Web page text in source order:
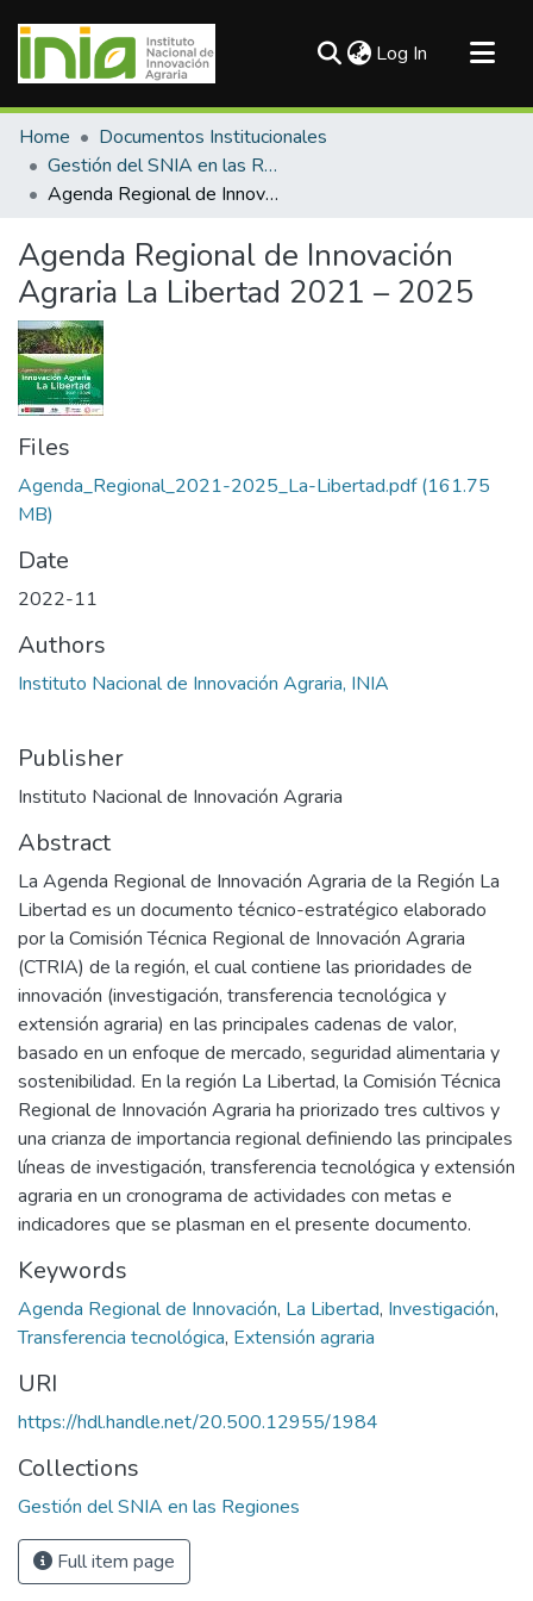
Log In (current)
Communities & Collections
All of DSpace
Statistics
Home
Documentos Institucionales
Gestión del SNIA en las Regiones
Agenda Regional de Innovación Agraria La Libertad 2021 – 2025
Agenda Regional de Innovación
Agraria La Libertad 2021 – 2025
Files
Agenda_Regional_2021-2025_La-Libertad.pdf(161.75
MB)
Date
2022-11
Authors
Instituto Nacional de Innovación Agraria, INIA
Publisher
Instituto Nacional de Innovación Agraria
Abstract
La Agenda Regional de Innovación Agraria de la Región La
Libertad es un documento técnico-estratégico elaborado
por la Comisión Técnica Regional de Innovación Agraria
(CTRIA) de la región, el cual contiene las prioridades de
innovación (investigación, transferencia tecnológica y
extensión agraria) en las principales cadenas de valor,
basado en un enfoque de mercado, seguridad alimentaria y
sostenibilidad. En la región La Libertad, la Comisión Técnica
Regional de Innovación Agraria ha priorizado tres cultivos y
una crianza de importancia regional definiendo las principales
líneas de investigación, transferencia tecnológica y extensión
agraria en un cronograma de actividades con metas e
indicadores que se plasman en el presente documento.
Keywords
Agenda Regional de Innovación, La Libertad, Investigación,
Transferencia tecnológica, Extensión agraria
URI
https://hdl.handle.net/20.500.12955/1984
Collections
Gestión del SNIA en las Regiones
Full item page